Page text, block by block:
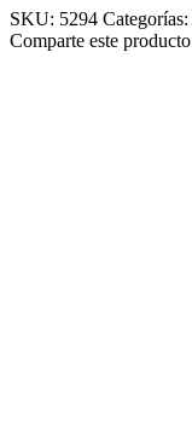
SKU: 5294 Categorías:
Comparte este producto